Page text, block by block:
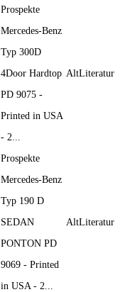
Prospekte
Mercedes-Benz
Typ 300D
4Door Hardtop
PD 9075 -
Printed in USA
- 2...
AltLiteratur
Prospekte
Mercedes-Benz
Typ 190 D
SEDAN
PONTON PD
9069 - Printed
in USA - 2...
AltLiteratur